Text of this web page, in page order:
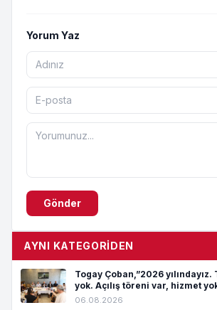
Yorum Yaz
Gönder
AYNI KATEGORIDEN
Togay Çoban,”2026
yok. Açılış töreni var, hizmet
06.08.2026